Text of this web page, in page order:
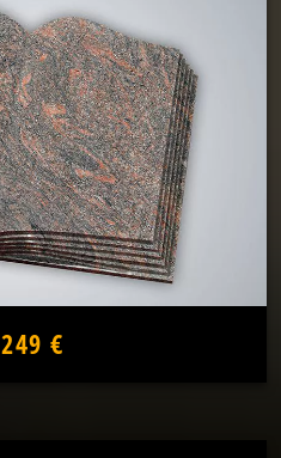
249 €